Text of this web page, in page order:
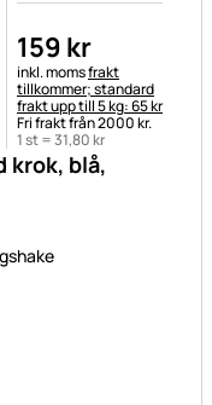
krok, blå,
159 kr
Skatteinformation:
inkl. momsfrakt
tillkommer; standard
frakt upp till 5 kg: 65 kr
Fri frakt från 2000 kr.
1 st =31,80kr